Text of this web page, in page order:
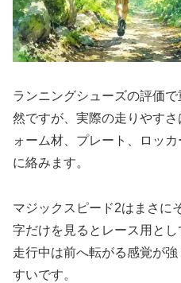
ランニングシューズの評価
然ですが、実際の走りやす
ォーム材、プレート、ロッ
に絡みます。
マジックスピード2はまさに
字だけを見るとレース用とし
走行中は前へ転がる感覚が
すいです。